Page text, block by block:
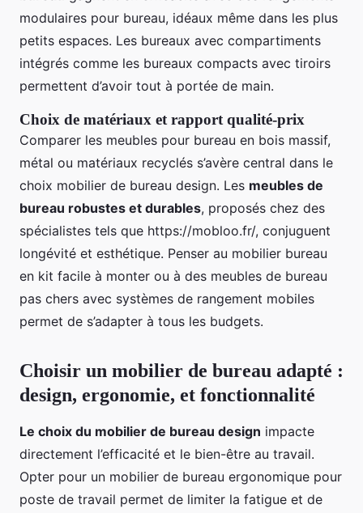
modulaires pour bureau, idéaux même dans les plus
petits espaces. Les bureaux avec compartiments
intégrés comme les bureaux compacts avec tiroirs
permettent d’avoir tout à portée de main.
Choix de matériaux et rapport qualité-prix
Comparer les meubles pour bureau en bois massif,
métal ou matériaux recyclés s’avère central dans le
choix mobilier de bureau design. Les meubles de
bureau robustes et durables, proposés chez des
spécialistes tels que https://mobloo.fr/, conjuguent
longévité et esthétique. Penser au mobilier bureau
en kit facile à monter ou à des meubles de bureau
pas chers avec systèmes de rangement mobiles
permet de s’adapter à tous les budgets.
Choisir un mobilier de bureau adapté :
design, ergonomie, et fonctionnalité
Le choix du mobilier de bureau design impacte
directement l’efficacité et le bien-être au travail.
Opter pour un mobilier de bureau ergonomique pour
poste de travail permet de limiter la fatigue et de